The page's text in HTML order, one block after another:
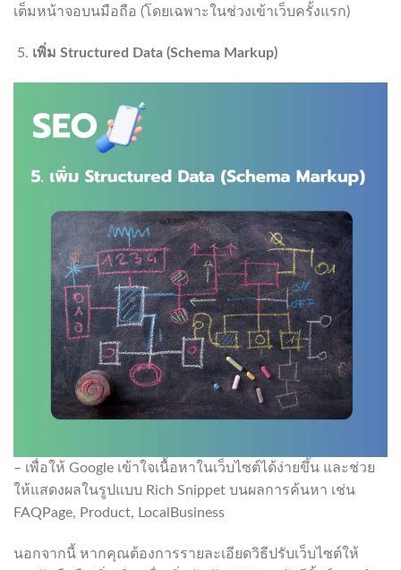
เต็มหน้าจอบนมือถือ (โดยเฉพาะในช่วงเข้าเว็บครั้งแรก)
เพิ่ม Structured Data (Schema Markup)
– เพื่อให้ Google เข้าใจเนื้อหาในเว็บไซต์ได้ง่ายขึ้น และช่วย
ให้แสดงผลในรูปแบบ Rich Snippet บนผลการค้นหา เช่น
FAQPage, Product, LocalBusiness
นอกจากนี้ หากคุณต้องการรายละเอียดวิธีปรับเว็บไซต์ให้